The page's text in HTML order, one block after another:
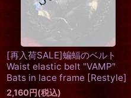
[再入荷SALE]蝙蝠のベルト
Waist elastic belt "VAMP"
Bats in lace frame [Restyle]
2,160円(税込)